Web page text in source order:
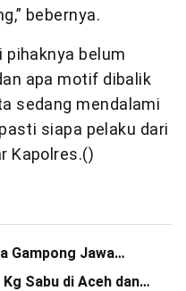
bebernya.
pihaknya belum
apa motif dibalik
sedang mendalami
siapa pelaku dari
Kapolres.()
Gampong Jawa
Sabu di Aceh dan